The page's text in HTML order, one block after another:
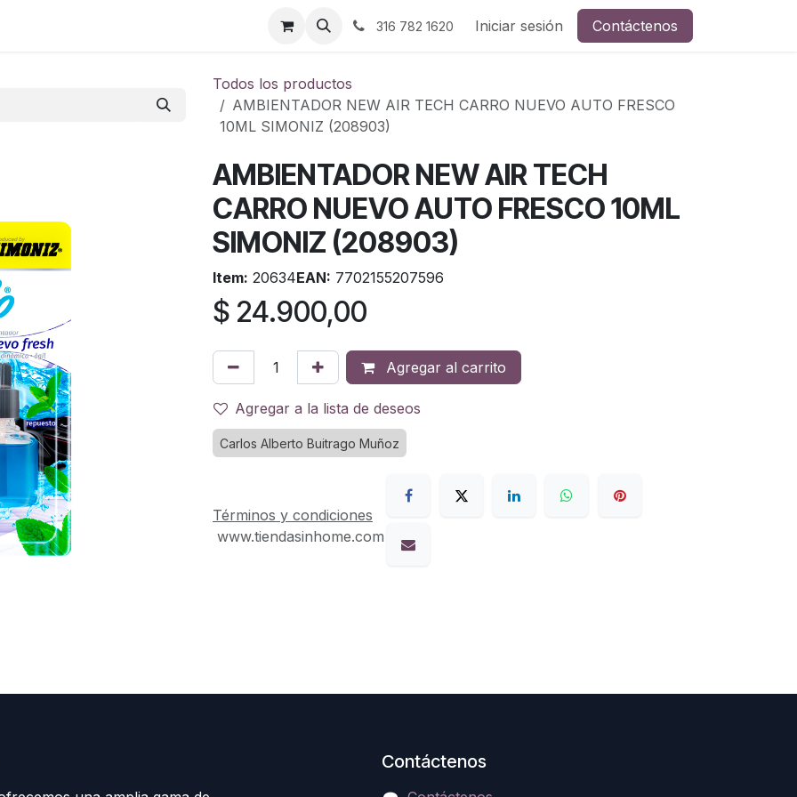
316 782 1620 Iniciar sesión Contáctenos
Todos los productos
AMBIENTADOR NEW AIR TECH CARRO NUEVO AUTO FRESCO
10ML SIMONIZ (208903)
AMBIENTADOR NEW AIR TECH
CARRO NUEVO AUTO FRESCO 10ML
SIMONIZ (208903)
Item: 20634EAN: 7702155207596
$ 24.900,00
Agregar al carrito
Agregar a la lista de deseos
Carlos Alberto Buitrago Muñoz
Términos y condiciones
www.tiendasinhome.com
Contáctenos